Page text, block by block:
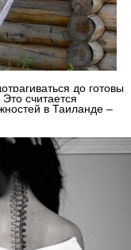
до готовы
считается
в Таиланде –